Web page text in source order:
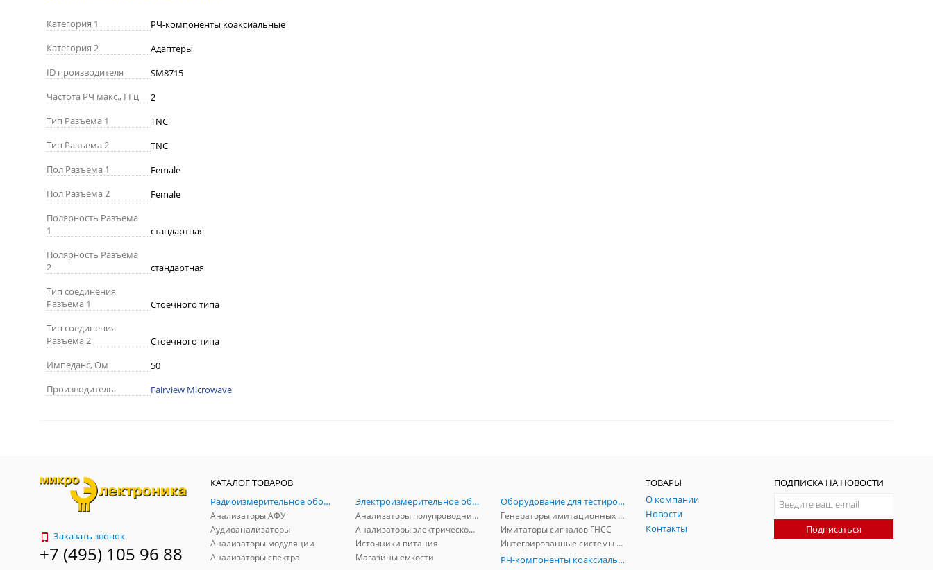
Категория 1
РЧ-компоненты коаксиальные
Категория 2
Адаптеры
ID производителя
SM8715
Частота РЧ макс., ГГц
2
Тип Разъема 1
TNC
Тип Разъема 2
TNC
Пол Разъема 1
Female
Пол Разъема 2
Female
Полярность Разъема
1
стандартная
Полярность Разъема
2
стандартная
Тип соединения
Разъема 1
Стоечного типа
Тип соединения
Разъема 2
Стоечного типа
Импеданс, Ом
50
Производитель
Fairview Microwave
Заказать звонок
+7 (495) 105 96 88
КАТАЛОГ ТОВАРОВ
Радиоизмерительное оборудование
Анализаторы АФУ
Аудиоанализаторы
Анализаторы модуляции
Анализаторы спектра
Электроизмерительное оборудование
Анализаторы полупроводников
Анализаторы электрической мощности
Источники питания
Магазины емкости
Оборудование для тестирования и симуляции ГНСС
Генераторы имитационных и заградительных помех
Имитаторы сигналов ГНСС
Интегрированные системы защиты от ГНСС-помех
РЧ-компоненты коаксиальные
ТОВАРЫ
О компании
Новости
Контакты
ПОДПИСКА НА НОВОСТИ
Подписаться